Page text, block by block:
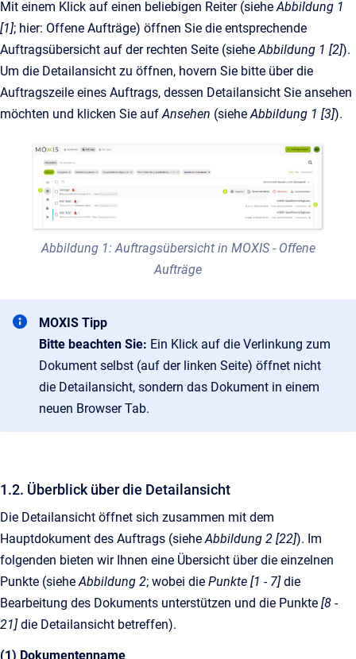
Mit einem Klick auf einen beliebigen Reiter (sieheAbbildung 1
[1]; hier: Offene Aufträge) öffnen Sie die entsprechende
Auftragsübersicht auf der rechten Seite (sieheAbbildung 1 [2]).
Um die Detailansicht zu öffnen, hovern Sie bitte über die
Auftragszeile eines Auftrags, dessen Detailansicht Sie ansehen
möchten und klicken Sie aufAnsehen (sieheAbbildung 1 [3]).
Abbildung 1: Auftragsübersicht in MOXIS - Offene
Aufträge
MOXIS Tipp
Bitte beachten Sie: Ein Klick auf die Verlinkung zum
Dokument selbst (auf der linken Seite) öffnet nicht
die Detailansicht, sondern das Dokument in einem
neuen Browser Tab.
1.2. Überblick über die Detailansicht
Die Detailansicht öffnet sich zusammen mit dem
Hauptdokument des Auftrags (siehe Abbildung 2 [22]). Im
folgenden bieten wir Ihnen eine Übersicht über die einzelnen
Punkte (siehe Abbildung 2; wobei die Punkte [1 - 7]die
Bearbeitung des Dokuments unterstützen und die Punkte [8 -
21]die Detailansicht betreffen).
(1) Dokumentenname